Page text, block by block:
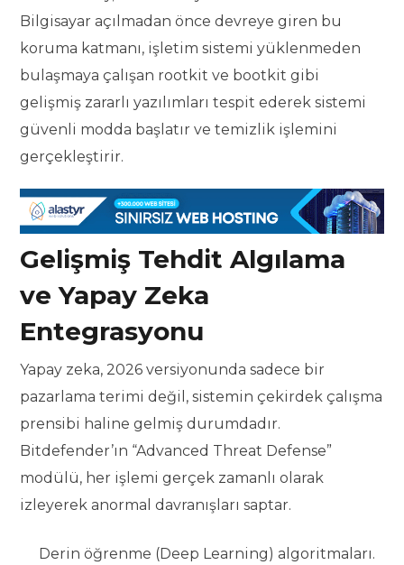
Bilgisayar açılmadan önce devreye giren bu
koruma katmanı, işletim sistemi yüklenmeden
bulaşmaya çalışan rootkit ve bootkit gibi
gelişmiş zararlı yazılımları tespit ederek sistemi
güvenli modda başlatır ve temizlik işlemini
gerçekleştirir.
Gelişmiş Tehdit Algılama
ve Yapay Zeka
Entegrasyonu
Yapay zeka, 2026 versiyonunda sadece bir
pazarlama terimi değil, sistemin çekirdek çalışma
prensibi haline gelmiş durumdadır.
Bitdefender’ın “Advanced Threat Defense”
modülü, her işlemi gerçek zamanlı olarak
izleyerek anormal davranışları saptar.
Derin öğrenme (Deep Learning) algoritmaları.